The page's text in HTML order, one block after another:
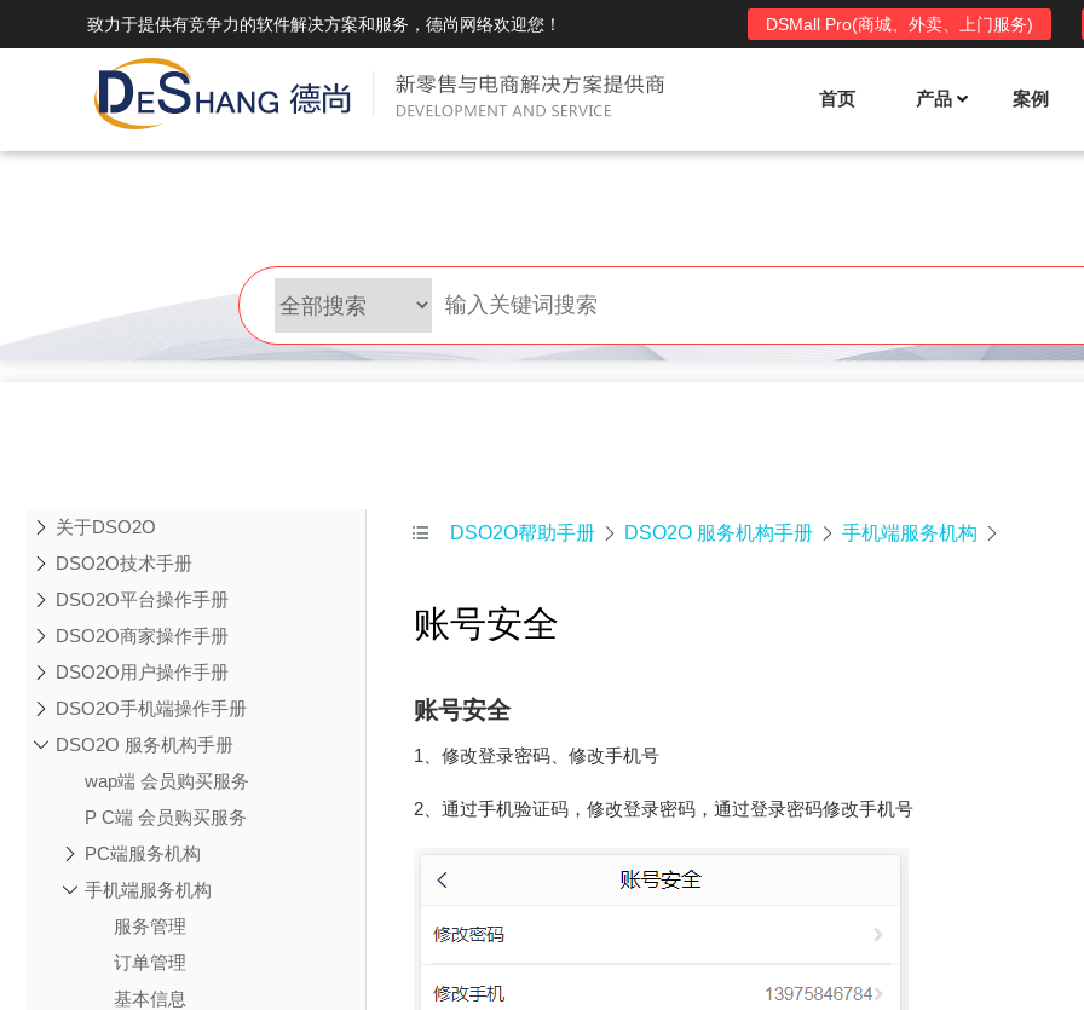
致力于提供有竞争力的软件解决方案和服务，德尚网络欢迎您！ DSMall Pro(商城、外卖、上门服务)
首页 产品
DSMall Pro功能列表
DSMall Pro支持商城购物，外卖，上门
服务，短视频等功能。
DSMall功能列表
系统支持平台自营、分销、拼团、限时
折扣、优惠套装、微信、小程序等
DSShop功能列表
案例
关于DSO2O
DSO2O技术手册
DSO2O平台操作手册
DSO2O商家操作手册
DSO2O用户操作手册
DSO2O手机端操作手册
DSO2O 服务机构手册
wap端 会员购买服务
P C端 会员购买服务
PC端服务机构
手机端服务机构
服务管理
订单管理
基本信息
 DSO2O帮助手册  DSO2O 服务机构手册  手机端服务机构 
账号安全
账号安全
1、修改登录密码、修改手机号
2、通过手机验证码，修改登录密码，通过登录密码修改手机号